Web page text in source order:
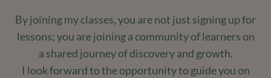
By joining my classes, you are not just signing up for
lessons; you are joining a community of learners on
a shared journey of discovery and growth.
I look forward to the opportunity to guide you on